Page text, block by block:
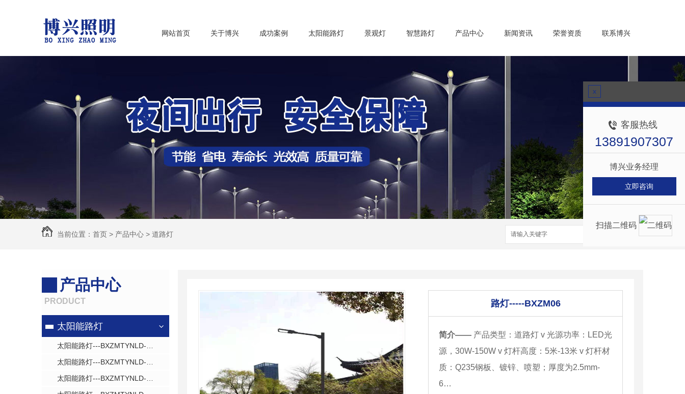
网站首页 关于博兴 成功案例 太阳能路灯 景观灯 智慧路灯 产品中心 新闻资讯 荣誉资质 联系博兴
当前位置： 首页 > 产品中心 > 道路灯
产品中心
PRODUCT
太阳能路灯
路灯-----BXZM06
简介—— 产品类型：道路灯 v 光源功率：LED光
源，30W-150W v 灯杆高度：5米-13米 v 灯杆材
质：Q235钢板、镀锌、喷塑；厚度为2.5mm-
6…
x
客服热线
13891907307
博兴业务经理
立即咨询
扫描二维码